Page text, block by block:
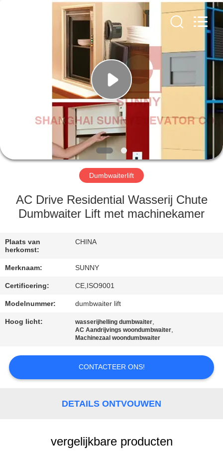
PRODUCTEN
VIDEOS
ONGEVEER
ONS
FABRIEKSREIS
CONTACTEER
ONS
VERZOEK
OM EEN
SITEMAP
Dumbwaiterlift
AC Drive Residential Wasserij Chute
Dumbwaiter Lift met machinekamer
Plaats van
herkomst:
CHINA
Merknaam: SUNNY
Certificering: CE,ISO9001
Modelnummer: dumbwaiter lift
Hoog licht: wasserijhelling dumbwaiter,
AC Aandrijvings woondumbwaiter,
Machinezaal woondumbwaiter
CONTACTEER ONS!
DETAILS ONTVOUWEN
vergelijkbare producten